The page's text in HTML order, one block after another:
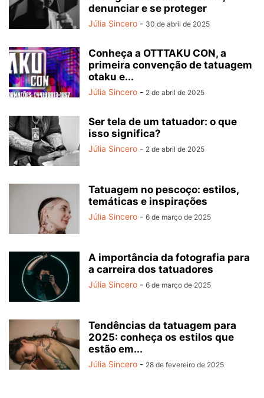
denunciar e se proteger
Júlia Sincero - 30 de abril de 2025
Conheça a OTTTAKU CON, a
primeira convenção de tatuagem
otaku e...
Júlia Sincero - 2 de abril de 2025
Ser tela de um tatuador: o que
isso significa?
Júlia Sincero - 2 de abril de 2025
Tatuagem no pescoço: estilos,
temáticas e inspirações
Júlia Sincero - 6 de março de 2025
A importância da fotografia para
a carreira dos tatuadores
Júlia Sincero - 6 de março de 2025
Tendências da tatuagem para
2025: conheça os estilos que
estão em...
Júlia Sincero - 28 de fevereiro de 2025